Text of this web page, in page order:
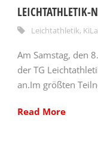
Leichtathletik,
Am Samstag, den
der TG
an.Im größten
Read More